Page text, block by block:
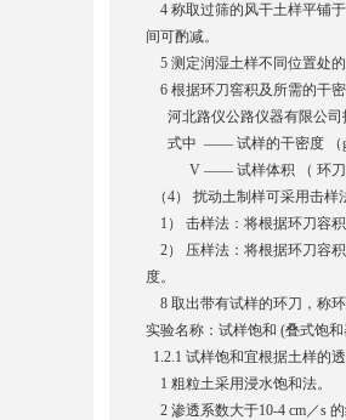
4 称取过筛的风干土样平铺
间可酌减。
5 测定润湿土样不同位置处
6 根据环刀窖积及所需的干
河北路仪公路仪器有限
式中 —— 试样的干密度 （g
V —— 试样体积 （ 环刀容
（4） 扰动土制样可采用击样
1） 击样法：将根据环刀容
2） 压样法：将根据环刀容
度。
8 取出带有试样的环刀，称
实验名称：试样饱和 (叠式饱
1.2.1 试样饱和宜根据土样的
1 粗粒土采用浸水饱和法。
2 渗透系数大于10-4 cm／s